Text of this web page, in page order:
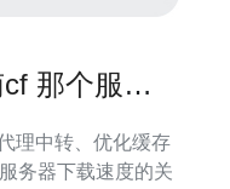
那个服务
理中转、优化缓存
务器下载速度的关